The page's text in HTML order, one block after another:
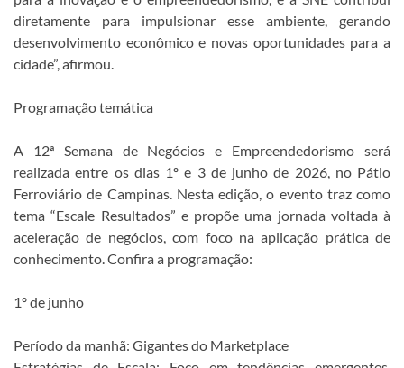
diretamente para impulsionar esse ambiente, gerando
desenvolvimento econômico e novas oportunidades para a
cidade”, afirmou.
Programação temática
A 12ª Semana de Negócios e Empreendedorismo será
realizada entre os dias 1º e 3 de junho de 2026, no Pátio
Ferroviário de Campinas. Nesta edição, o evento traz como
tema “Escale Resultados” e propõe uma jornada voltada à
aceleração de negócios, com foco na aplicação prática de
conhecimento. Confira a programação:
1º de junho
Período da manhã: Gigantes do Marketplace